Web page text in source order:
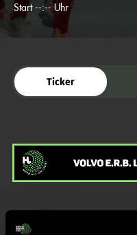
Start --:-- Uhr
Ticker
Liveticker